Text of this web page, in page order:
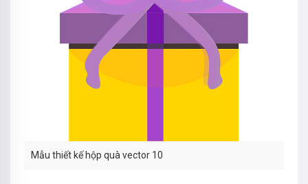
Mẫu thiết kế hộp quà vector 10